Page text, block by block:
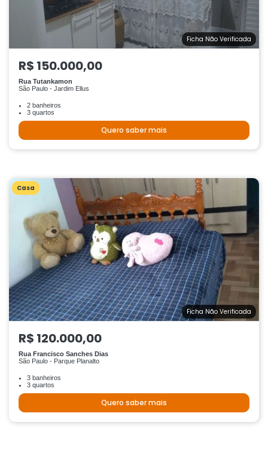
Ficha Não Verificada
R$ 150.000,00
Rua Tutankamon
São Paulo - Jardim Ellus
2 banheiros
3 quartos
Quero saber mais
Casa
Ficha Não Verificada
R$ 120.000,00
Rua Francisco Sanches Dias
São Paulo - Parque Planalto
3 banheiros
3 quartos
Quero saber mais